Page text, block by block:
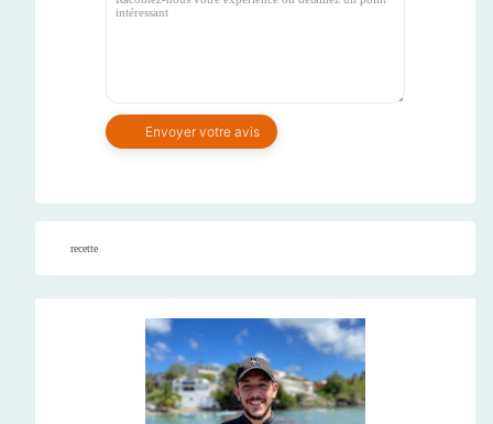
recette